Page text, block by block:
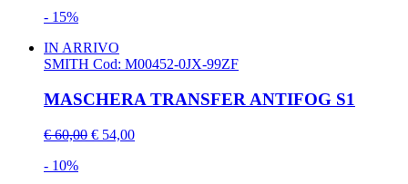
- 15%
IN ARRIVO
SMITH Cod: M00452-0JX-99ZF
MASCHERA TRANSFER ANTIFOG S1
€ 60,00 € 54,00
- 10%